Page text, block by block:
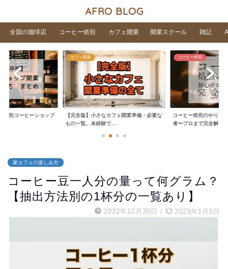
AFRO BLOG
全国の珈琲店 コーヒー焙煎 カフェ開業 開業スクール 雑記
焙煎コーヒーショップ
カフェ開業
【完全版】小さなカフェ開業準備・必要な
もの一覧。未経験で...
コーヒー焙煎
コーヒー焙煎のやり方
者〜プロまで完全解...
家カフェの楽しみ方
コーヒー豆一人分の量って何グラム？
【抽出方法別の1杯分の一覧あり】
2022年12月30日 / 2023年1月5日